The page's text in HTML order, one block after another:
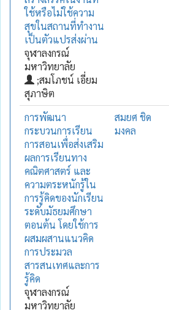
ใช้หรือไม่ใช้ความ
สุขในสถานที่ทำงาน
เป็นตัวแปรส่งผ่าน
จุฬาลงกรณ์
มหาวิทยาลัย
;สมโภชน์ เอี่ยม
สุภาษิต
การพัฒนา
กระบวนการเรียน
การสอนเพื่อส่งเสริม
ผลการเรียนทาง
คณิตศาสตร์ และ
ความตระหนักรู้ใน
การรู้คิดของนักเรียน
ระดับมัธยมศึกษา
ตอนต้น โดยใช้การ
ผสมผสานแนวคิด
การประมวล
สารสนเทศและการ
รู้คิด
จุฬาลงกรณ์
มหาวิทยาลัย
สมยศ ชิด
มงคล